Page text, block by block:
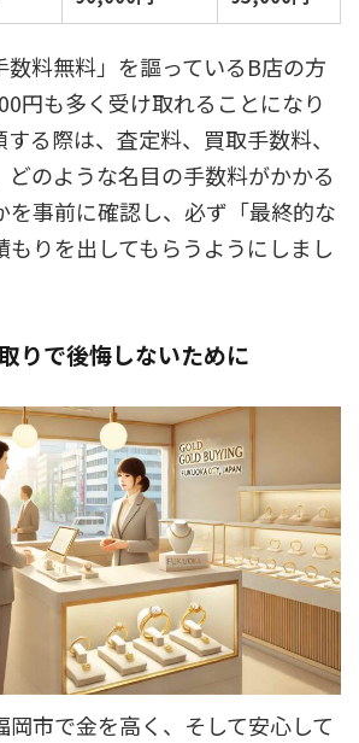
数料無料」を謳っているB店の方
円も多く受け取れることになり
る際は、査定料、買取手数料、
のような名目の手数料がかかる
を事前に確認し、必ず「最終的な
もりを出してもらうようにしまし
りで後悔しないために
岡市で金を高く、そして安心して